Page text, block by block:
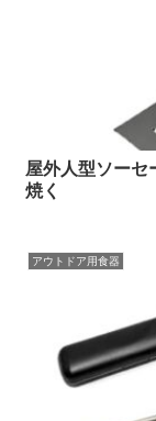
屋外人型ソーセ
焼く
アウトドア用食器